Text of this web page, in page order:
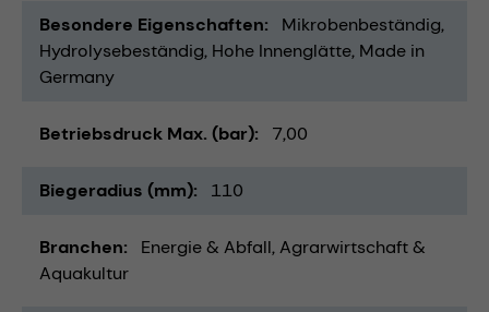
Besondere Eigenschaften
Mikrobenbeständig
Hydrolysebeständig Hohe Innenglätte Made in
Germany
Betriebsdruck Max. (bar) 7,00
Biegeradius (mm) 110
Branchen Energie & Abfall Agrarwirtschaft &
Aquakultur